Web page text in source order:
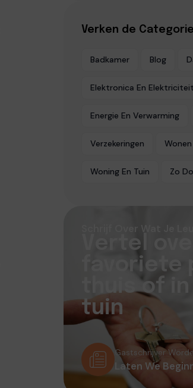
Verken de
Badkamer Blog
Elektronica En Elektriciteit
Energie En Verwarming
Verzekeringen Wonen
Woning En Tuin Zo
Vertel
favoriete
thuis of in
tuin
Gastschrijver
Laten We